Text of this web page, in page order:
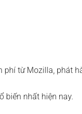
phí từ Mozilla, phát
biến nhất hiện nay.